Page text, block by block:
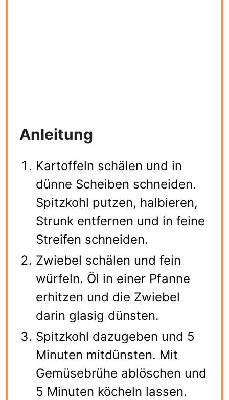
Anleitung
Kartoffeln schälen und in
dünne Scheiben schneiden.
Spitzkohl putzen, halbieren,
Strunk entfernen und in feine
Streifen schneiden.
Zwiebel schälen und fein
würfeln. Öl in einer Pfanne
erhitzen und die Zwiebel
darin glasig dünsten.
Spitzkohl dazugeben und 5
Minuten mitdünsten. Mit
Gemüsebrühe ablöschen und
5 Minuten köcheln lassen.